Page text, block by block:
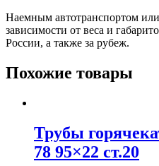
Наемным автотранспортом
зависимости от веса и
России, а также за рубеж.
Похожие товары
Трубы
78 95×22 ст.20